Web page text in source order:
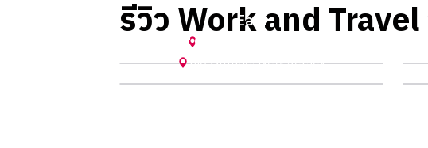
รีวิว Work and
Earn
Dunkin' (Summer 2024) by Preaw
Rio Grande,New Jersey